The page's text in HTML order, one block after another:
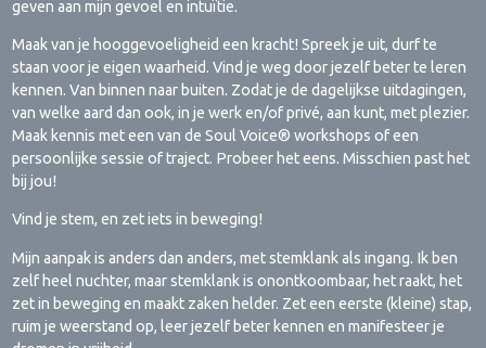
geven aan mijn gevoel en intuïtie.
Maak van je hooggevoeligheid een kracht! Spreek je uit, durf te
staan voor je eigen waarheid. Vind je weg door jezelf beter te leren
kennen. Van binnen naar buiten. Zodat je de dagelijkse uitdagingen,
van welke aard dan ook, in je werk en/of privé, aan kunt, met plezier.
Maak kennis met een van de Soul Voice® workshops of een
persoonlijke sessie of traject. Probeer het eens. Misschien past het
bij jou!
Vind je stem, en zet iets in beweging!
Mijn aanpak is anders dan anders, met stemklank als ingang. Ik ben
zelf heel nuchter, maar stemklank is onontkoombaar, het raakt, het
zet in beweging en maakt zaken helder. Zet een eerste (kleine) stap,
ruim je weerstand op, leer jezelf beter kennen en manifesteer je